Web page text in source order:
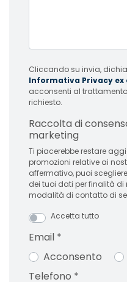
Cliccando su invia,
Informativa Privacy ex
acconsenti al
richiesto.
Raccolta di
marketing
Ti piacerebbe restare
promozioni relative ai nostri
affermativo, puoi
dei tuoi dati per finalità
modalità di contatto di
Accetta tutto
Email *
Acconsento
Telefono *